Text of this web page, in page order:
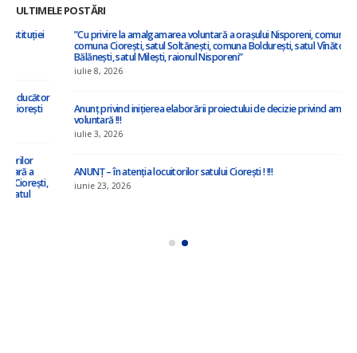
comuna Ciorești, satul Soltănești, comuna Boldurești, satul Vînători, comuna
Bălănești, satul Milești, raionul Nisporeni”
Anunț privind inițierea elaborării proiectului de decizie privind amalgamarea
voluntară !!!
iulie 3, 2026
ANUNȚ – în atenția locuitorilor satului Ciorești ! !!!
iunie 23, 2026